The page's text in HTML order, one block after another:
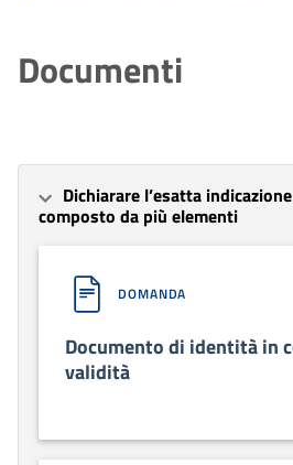
Documenti
Dichiarare l’esatta
composto da più elementi
DOMANDA
Documento di identità in
validità